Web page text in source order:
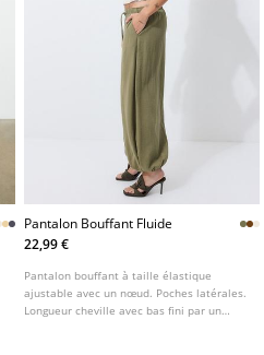
Pantalon Bouffant Fluide
22,99 €
Pantalon bouffant à taille élastique
ajustable avec un nœud. Poches latérales.
Longueur cheville avec bas fini par un